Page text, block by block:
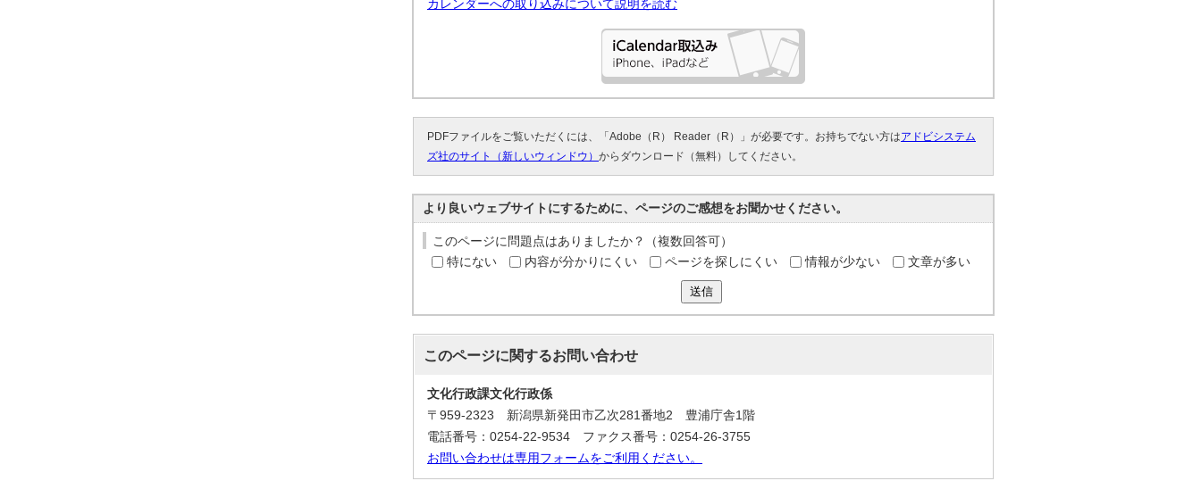
カレンダーへの取り込みについて説明を読む
PDFファイルをご覧いただくには、「Adobe（R） Reader（R）」が必要です。お持ちでない方はアドビシステム
ズ社のサイト（新しいウィンドウ） からダウンロード（無料）してください。
より良いウェブサイトにするために、ページのご感想をお聞かせください。
このページに問題点はありましたか？（複数回答可）
特にない
内容が分かりにくい ページを探しにくい 情報が少ない 文章が多い
送信
このページに関するお問い合わせ
文化行政課文化行政係
〒959-2323 新潟県新発田市乙次281番地2 豊浦庁舎1階
電話番号：0254-22-9534 ファクス番号：0254-26-3755
お問い合わせは専用フォームをご利用ください。